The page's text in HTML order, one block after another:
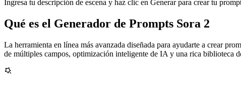
Ingresa tu descripción de escena y haz clic en Generar para crear tu
Qué es el Generador de Prompts Sora 2
La herramienta en línea más avanzada diseñada para ayudarte a crear
de múltiples campos, optimización inteligente de IA y una rica biblioteca